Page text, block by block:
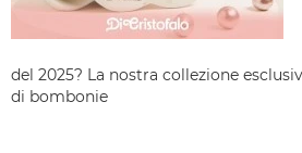
del 2025? La nostra collezione
di bombonie